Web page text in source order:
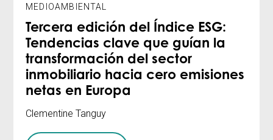
MEDIOAMBIENTAL
Tercera edición del Índice ESG:
Tendencias clave que guían la
transformación del sector
inmobiliario hacia cero emisiones
netas en Europa
Clementine Tanguy